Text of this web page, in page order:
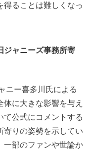
得ることは難しくなっ
ジャニーズ事務所寄
ニー喜多川氏による
に大きな影響を与え
て公式にコメントする
寄りの姿勢を示してい
一部のファンや世論か